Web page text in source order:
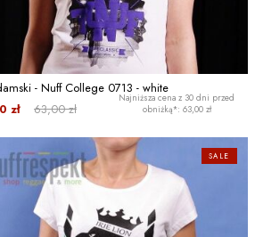
- Nuff College 0713 - white
63,00 zł
zł
Najniższa cena z 30 dni przed
obniżką*: 63,00 zł
SALE